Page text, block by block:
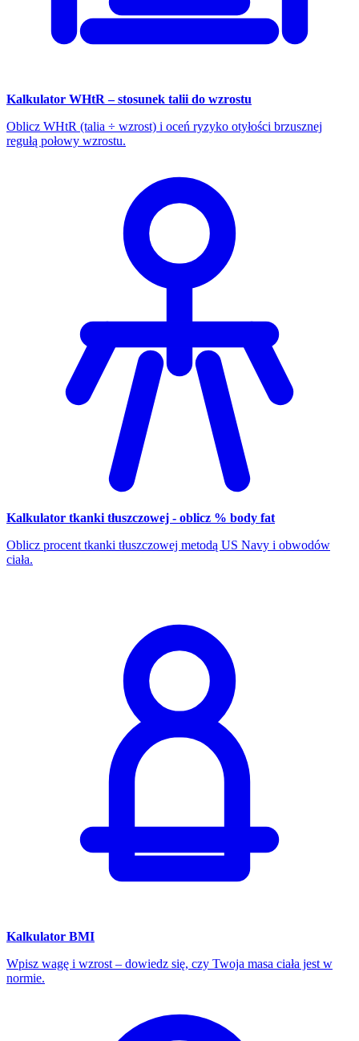
Kalkulator WHtR – stosunek talii do wzrostu
Oblicz WHtR (talia ÷ wzrost) i oceń ryzyko otyłości brzusznej
regułą połowy wzrostu.
Kalkulator tkanki tłuszczowej - oblicz % body fat
Oblicz procent tkanki tłuszczowej metodą US Navy i obwodów
ciała.
Kalkulator BMI
Wpisz wagę i wzrost – dowiedz się, czy Twoja masa ciała jest w
normie.